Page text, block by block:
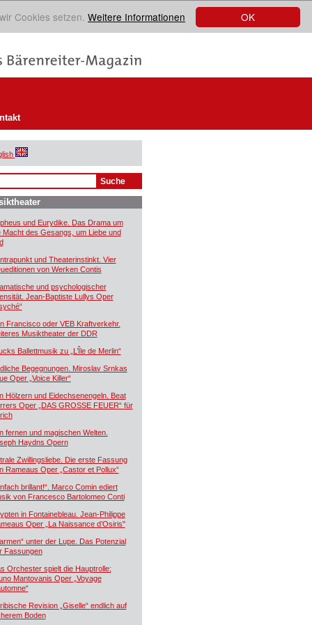
OK
Cookies setzen. Weitere Informationen
und Eurydike. Das Drama um
Macht des Gesangs, um Liebe und
und Theaterinstinkt. Vier
von Werken Contis
und psychologischer
Jean-Baptiste Lullys Oper
Francisco oder VEB Kraftverkehr.
Musiktheater der DDR
Ballettmusik zu „L’Île de Merlin“
Begegnungen. Miroslav Srnkas
Oper „Voice Killer“
Hölzern und Eidechsenengeln. Beat
Oper „DAS GROSSE FEUER“ für
fernen und magischen Welten.
Haydns Opern
Zwillingsliebe. Die erste Fassung
Rameaus Oper „Castor et Pollux“
brillant!“. Marco Comin ediert
von Francesco Bartolomeo Conti
in Fontainebleau. Jean-Philippe
Oper „La Naissance d’Osiris"
unter der Lupe. Das Potenzial
Fassungen
Orchester spielt die Hauptrolle:
Mantovanis Oper „Voyage
Revision „Giselle“ endlich auf
Boden